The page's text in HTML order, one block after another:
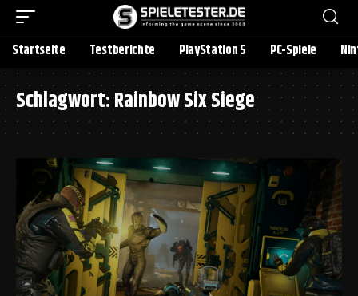
Startseite Testberichte PlayStation 5 PC-Spiele
Schlagwort:Rainbow Six Siege